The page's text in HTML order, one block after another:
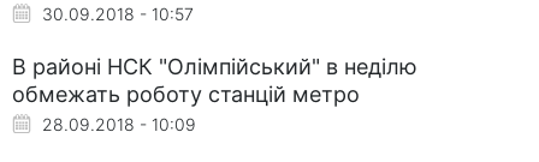
30.09.2018 - 10:57
В районі НСК "Олімпійський" в неділю
обмежать роботу станцій метро
28.09.2018 - 10:09